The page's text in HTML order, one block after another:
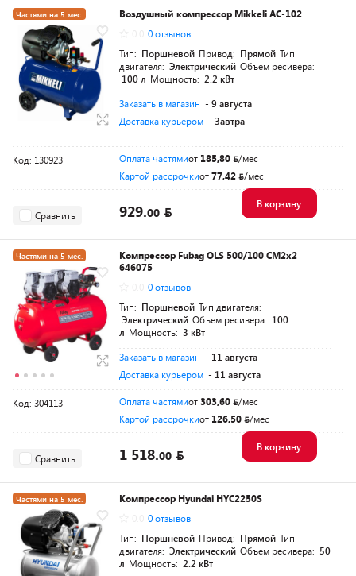
Частями на 5 мес.
Разумная цена
Воздушный компрессор Mikkeli AC-102
0 отзывов
Тип: Поршневой Привод: Прямой Тип
двигателя: Электрический Объем ресивера:
100 л Мощность: 2.2 кВт
Заказать в магазин - 9 августа
Доставка курьером - Завтра
Код: 130923 Оплата частямиот 185,80
/мес
Картой рассрочкиот77,42 /мес
Сравнить 929.00
В корзину
Частями на 5 мес.
Разумная цена
Компрессор Fubag OLS 500/100 CM2х2
646075
0 отзывов
Тип: Поршневой Тип двигателя:
Электрический Объем ресивера: 100
л Мощность: 3 кВт
Заказать в магазин - 11 августа
Доставка курьером - 11 августа
Код: 304113 Оплата частямиот303,60
/мес
Картой рассрочкиот 126,50 /мес
Сравнить 1 518.00
В корзину
Частями на 5 мес.
Разумная цена
Компрессор Hyundai HYC2250S
0 отзывов
Тип: Поршневой Привод: Прямой Тип
двигателя: Электрический Объем ресивера: 50
л Мощность: 2.2 кВт